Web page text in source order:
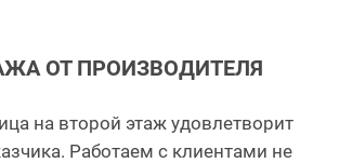
ОТ ПРОИЗВОДИТЕЛЯ
на второй этаж удовлетворит
Работаем с клиентами не